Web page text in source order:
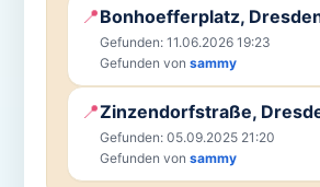
📍Bonhoefferplatz,
Gefunden: 11.06.2026 19:23
Gefunden von sammy
📍Zinzendorfstraße,
Gefunden: 05.09.2025 21:20
Gefunden von sammy